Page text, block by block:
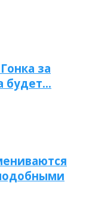
за
будет…